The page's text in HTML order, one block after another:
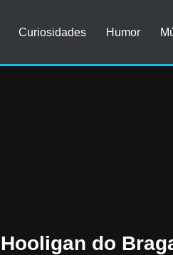
Curiosidades Humor
Hooligan do